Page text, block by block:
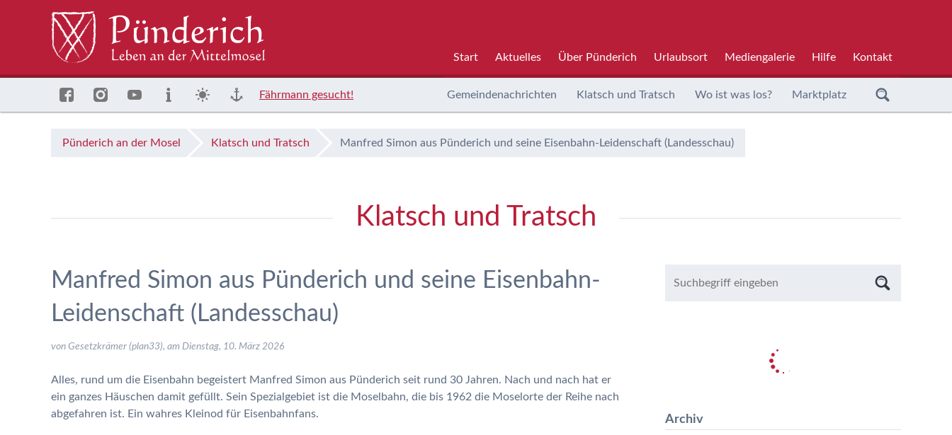
Start Aktuelles Über Pünderich Urlaubsort Mediengalerie Hilfe Kontakt
Fährmann gesucht! Gemeindenachrichten Klatsch und Tratsch Wo ist was los? Marktplatz
Pünderich an der Mosel Klatsch und Tratsch Manfred Simon aus Pünderich und seine Eisenbahn-Leidenschaft (Landesschau)
Klatsch und Tratsch
Manfred Simon aus Pünderich und seine Eisenbahn-
Leidenschaft (Landesschau)
von Gesetzkrämer (plan33), am Dienstag, 10. März 2026
Alles, rund um die Eisenbahn begeistert Manfred Simon aus Pünderich seit rund 30 Jahren. Nach und nach hat er
ein ganzes Häuschen damit gefüllt. Sein Spezialgebiet ist die Moselbahn, die bis 1962 die Moselorte der Reihe nach
abgefahren ist. Ein wahres Kleinod für Eisenbahnfans.
Archiv